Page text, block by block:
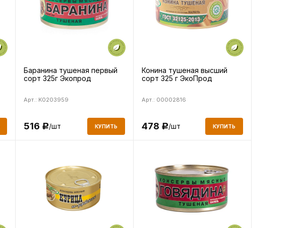
Баранина тушеная первый
сорт 325г Экопрод
Арт.: K0203959
516 Р/шт КУПИТЬ
Конина тушеная высший
сорт 325 г ЭкоПрод
Арт.: 00002816
478 Р/шт КУПИТЬ